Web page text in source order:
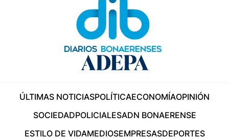
ÚLTIMAS NOTICIASPOLÍTICAECONOMÍAOPINIÓN
SOCIEDADPOLICIALESADN BONAERENSE
ESTILO DE VIDAMEDIOSEMPRESASDEPORTES